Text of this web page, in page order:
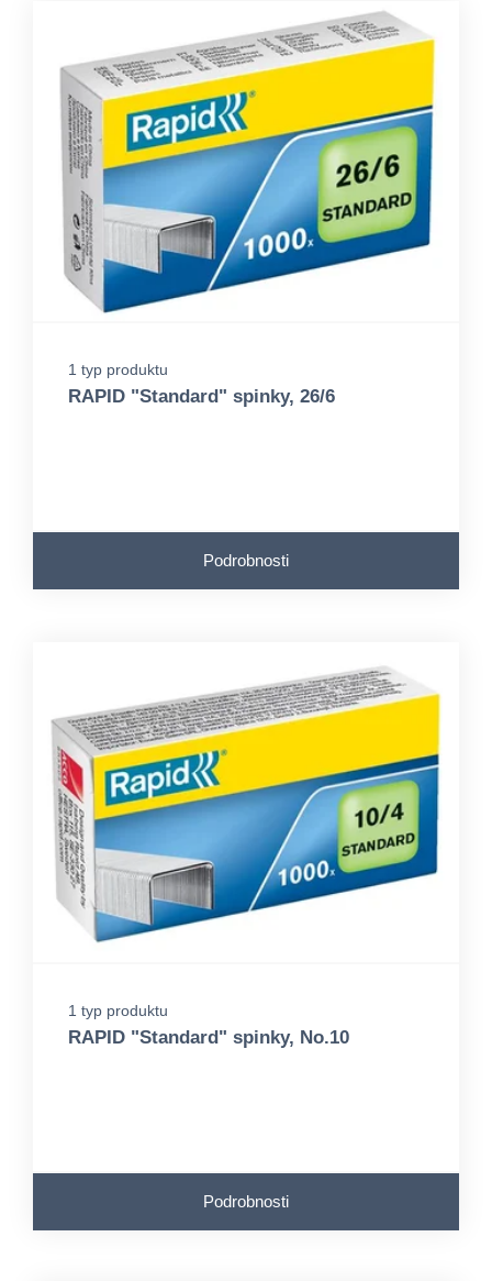
1 typ produktu
RAPID "Standard" spinky, 26/6
Podrobnosti
1 typ produktu
RAPID "Standard" spinky, No.10
Podrobnosti